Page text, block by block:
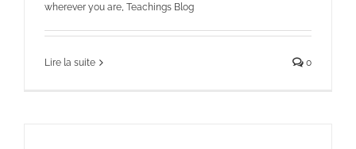
wherever you are Teachings Blog
Lire la suite 0